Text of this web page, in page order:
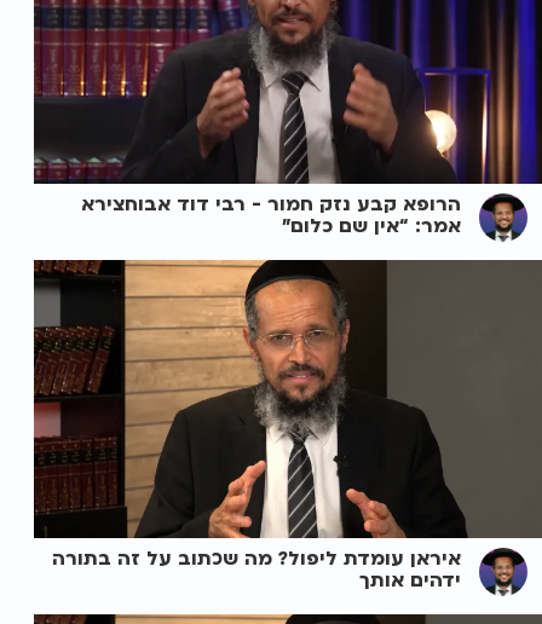
הרופא קבע נזק חמור - רבי דוד אבוחצירא
אמר: “אין שם כלום”
איראן עומדת ליפול? מה שכתוב על זה בתורה
ידהים אותך